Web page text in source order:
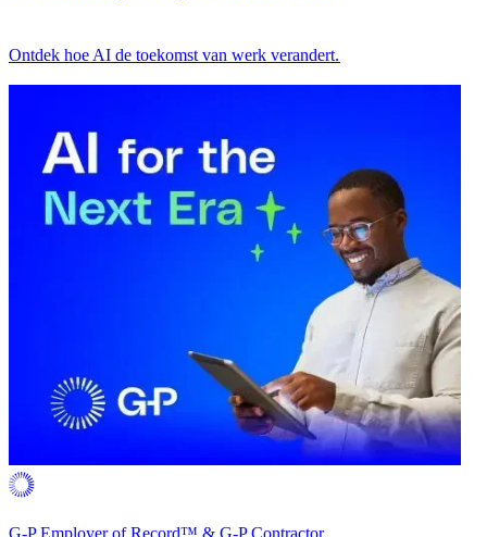
Ontdek hoe AI de toekomst van werk verandert.​​
G-P Employer of Record™ & G-P Contractor​​